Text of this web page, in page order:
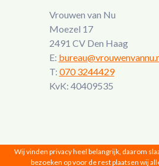
Vrouwen van Nu
Moezel 17
2491 CV Den Haag
E:
T: 070 3244429
KvK: 40409535
Wij vinden privacy heel belangrijk, daarom
bezoeken op voor de rest plaatsen wij